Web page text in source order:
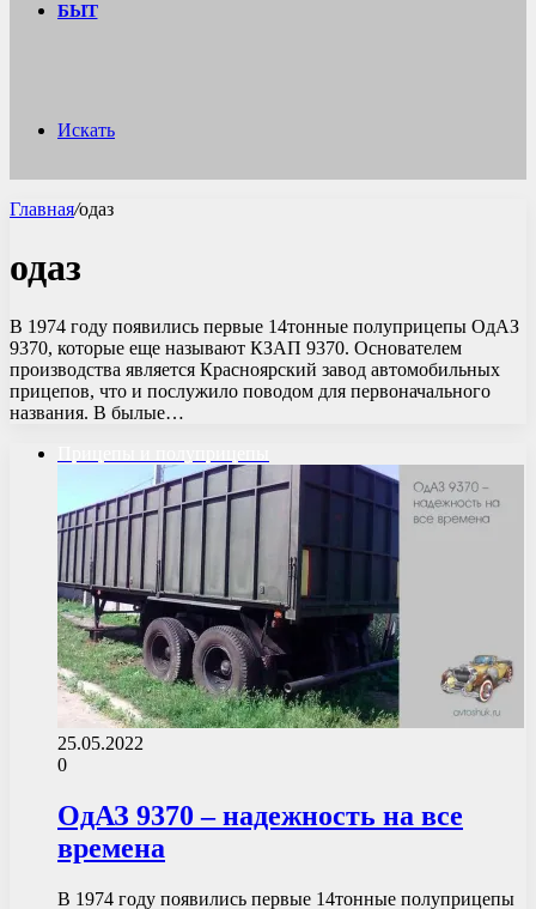
БЫТ
Искать
Главная/одаз
одаз
В 1974 году появились первые 14тонные полуприцепы ОдАЗ
9370, которые еще называют КЗАП 9370. Основателем
производства является Красноярский завод автомобильных
прицепов, что и послужило поводом для первоначального
названия. В былые…
25.05.2022
0
ОдАЗ 9370 – надежность на все
времена
В 1974 году появились первые 14тонные полуприцепы